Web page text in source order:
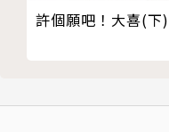
許個願吧！大喜(下)